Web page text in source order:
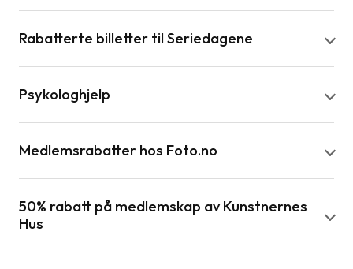
Rabatterte billetter til Seriedagene
Psykologhjelp
Medlemsrabatter hos Foto.no
50% rabatt på medlemskap av Kunstnernes
Hus